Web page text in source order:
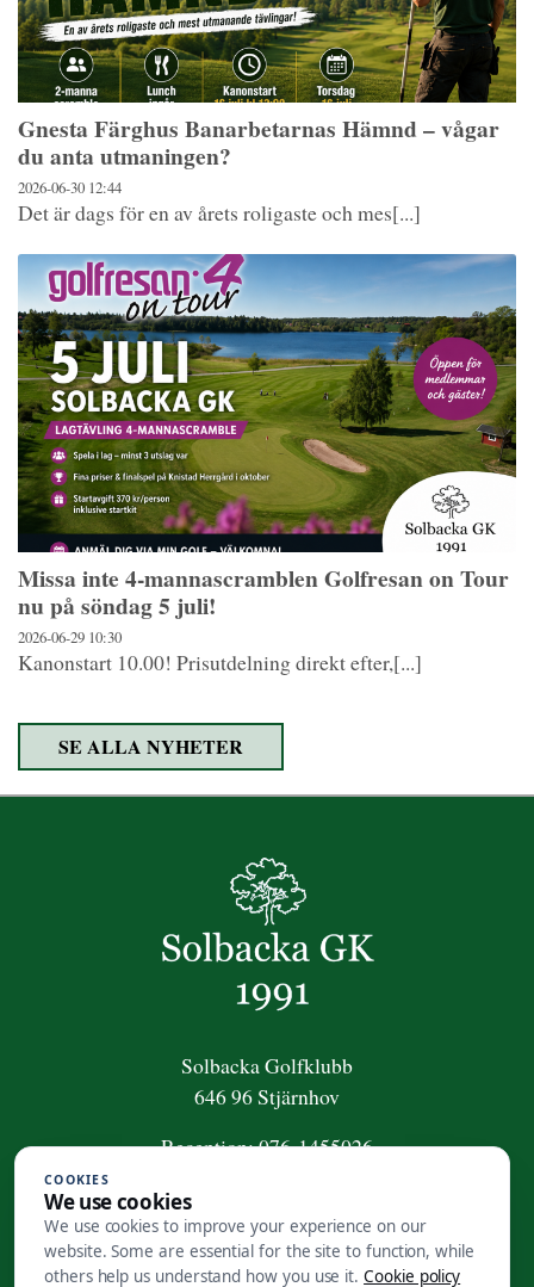
Gnesta Färghus Banarbetarnas Hämnd – vågar
du anta utmaningen?
2026-06-30 12:44
Det är dags för en av årets roligaste och mes[...]
Missa inte 4-mannascramblen Golfresan on Tour
nu på söndag 5 juli!
2026-06-29 10:30
Kanonstart 10.00! Prisutdelning direkt efter,[...]
SE ALLA NYHETER
Solbacka Golfklubb
646 96 Stjärnhov
Reception:076-1455026
För frågor om golfpaket:
golfpaket@solbackagk.se
Kansli: 0158-410 50
COOKIES
We use cookies
We use cookies to improve your experience on our
website. Some are essential for the site to function, while
others help us understand how you use it. Cookie policy